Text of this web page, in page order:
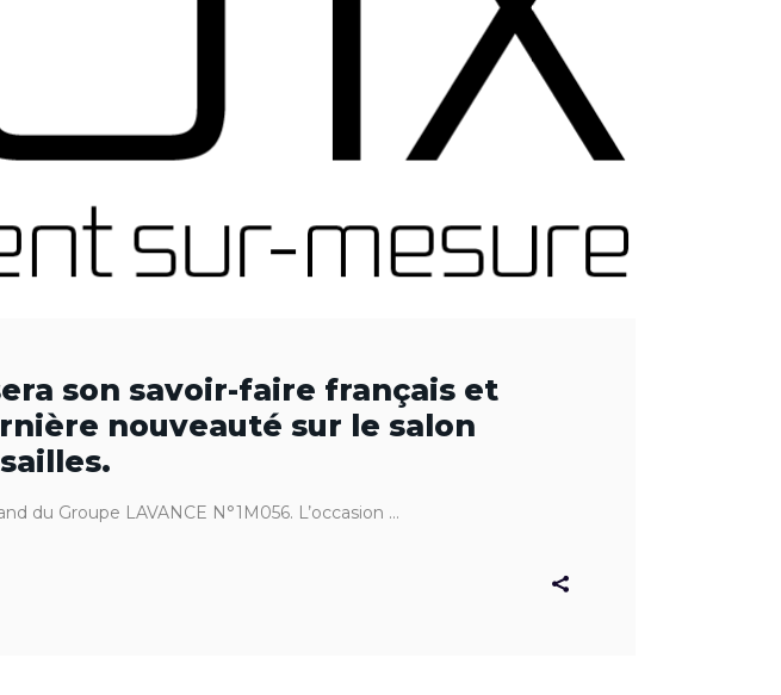
son savoir-faire français et
nouveauté sur le salon
du Groupe LAVANCE N°1M056. L’occasion